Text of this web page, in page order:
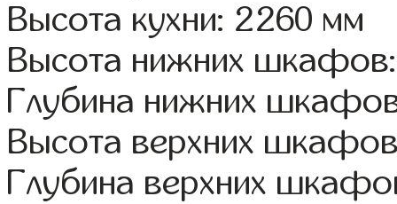
Высота кухни: 2260 мм
Высота нижних
Глубина нижних
Высота верхних
Глубина верхних